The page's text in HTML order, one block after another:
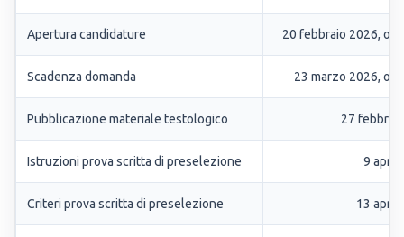
Apertura candidature 20 febbraio 2026,
Scadenza domanda 23 marzo 2026,
Pubblicazione materiale testologico 27
Istruzioni prova scritta di preselezione 9
Criteri prova scritta di preselezione 13